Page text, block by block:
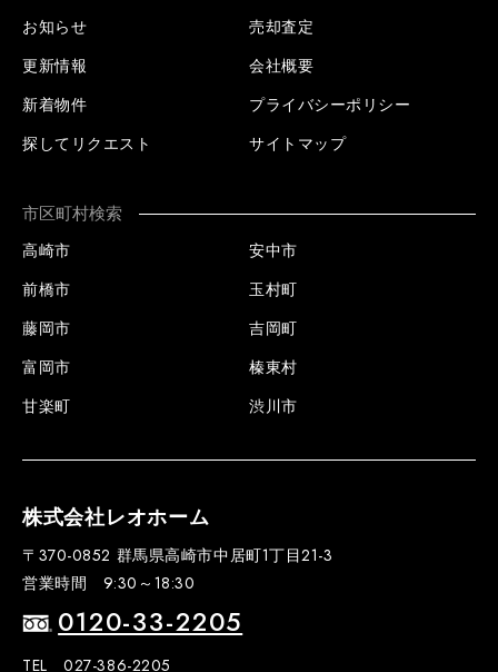
お知らせ
更新情報
新着物件
探してリクエスト
売却査定
会社概要
プライバシーポリシー
サイトマップ
市区町村検索
高崎市
前橋市
藤岡市
富岡市
甘楽町
安中市
玉村町
吉岡町
榛東村
渋川市
株式会社レオホーム
〒370-0852 群馬県高崎市中居町1丁目21-3
営業時間 9:30～18:30
0120-33-2205
TEL 027-386-2205